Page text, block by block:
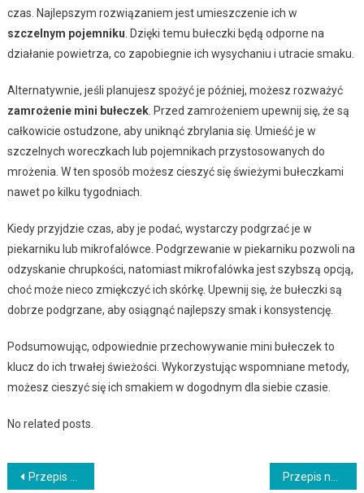
czas. Najlepszym rozwiązaniem jest umieszczenie ich w
szczelnym pojemniku . Dzięki temu bułeczki będą odporne na
działanie powietrza, co zapobiegnie ich wysychaniu i utracie smaku.
Alternatywnie, jeśli planujesz spożyć je później, możesz rozważyć
zamrożenie mini bułeczek. Przed zamrożeniem upewnij się, że są
całkowicie ostudzone, aby uniknąć zbrylania się. Umieść je w
szczelnych woreczkach lub pojemnikach przystosowanych do
mrożenia. W ten sposób możesz cieszyć się świeżymi bułeczkami
nawet po kilku tygodniach.
Kiedy przyjdzie czas, aby je podać, wystarczy podgrzać je w
piekarniku lub mikrofalówce. Podgrzewanie w piekarniku pozwoli na
odzyskanie chrupkości, natomiast mikrofalówka jest szybszą opcją,
choć może nieco zmiękczyć ich skórkę. Upewnij się, że bułeczki są
dobrze podgrzane, aby osiągnąć najlepszy smak i konsystencję.
Podsumowując, odpowiednie przechowywanie mini bułeczek to
klucz do ich trwałej świeżości. Wykorzystując wspomniane metody,
możesz cieszyć się ich smakiem w dogodnym dla siebie czasie.
No related posts.
Nawigacja
Przepis na domowe dżemy owocowe z naturalnymi składnikami